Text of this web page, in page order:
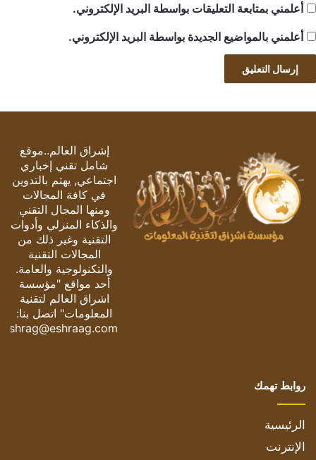
أعلمني بمتابعة التعليقات بواسطة البريد الإلكتروني.
أعلمني بالمواضيع الجديدة بواسطة البريد الإلكتروني.
إشراق العالم..موقع
شامل تقني إخباري
اجتماعي, يهتم بالتدوين
في كافة المجالات
ومنها المجال التقني
والذكاء المنزلي وأدوات
التقنية وغير ذلك من
المجالات التقنية
والتكنولوجية والعامة.
أحد مواقع "مؤسسة
اشراق العالم لتقنية
المعلومات" اتصل بنا:
eshrag@eshraag.com
روابط تهمك
الرئيسية
الإنترنت